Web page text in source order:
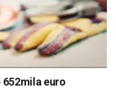
652mila euro